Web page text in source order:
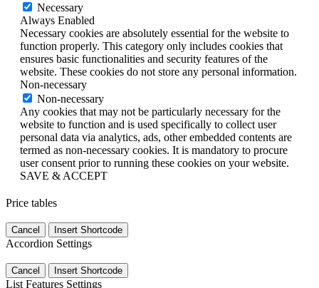
Necessary
Always Enabled
Necessary cookies are absolutely essential for the website to
function properly. This category only includes cookies that
ensures basic functionalities and security features of the
website. These cookies do not store any personal information.
Non-necessary
Non-necessary
Any cookies that may not be particularly necessary for the
website to function and is used specifically to collect user
personal data via analytics, ads, other embedded contents are
termed as non-necessary cookies. It is mandatory to procure
user consent prior to running these cookies on your website.
SAVE & ACCEPT
Price tables
Cancel Insert Shortcode
Accordion Settings
Cancel Insert Shortcode
List Features Settings